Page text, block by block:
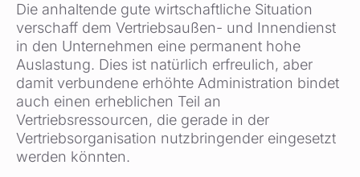
Die anhaltende gute wirtschaftliche Situation
verschaff dem Vertriebsaußen- und Innendienst
in den Unternehmen eine permanent hohe
Auslastung. Dies ist natürlich erfreulich, aber
damit verbundene erhöhte Administration bindet
auch einen erheblichen Teil an
Vertriebsressourcen, die gerade in der
Vertriebsorganisation nutzbringender eingesetzt
werden könnten.